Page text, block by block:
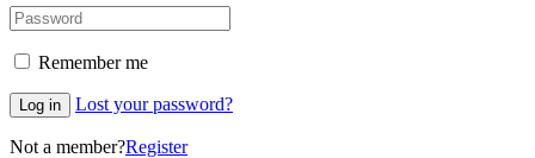
Remember me
Log in Lost your password?
Not a member?Register